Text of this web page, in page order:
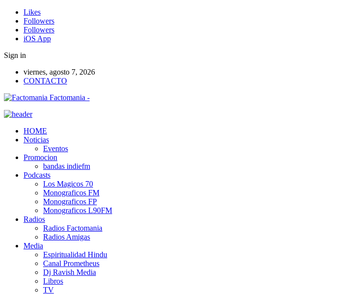
Likes
Followers
Followers
iOS App
Sign in
viernes, agosto 7, 2026
CONTACTO
Factomania -
HOME
Noticias
Eventos
Promocion
bandas indiefm
Podcasts
Los Magicos 70
Monograficos FM
Monograficos FP
Monograficos L90FM
Radios
Radios Factomania
Radios Amigas
Media
Espiritualidad Hindu
Canal Prometheus
Dj Ravish Media
Libros
TV